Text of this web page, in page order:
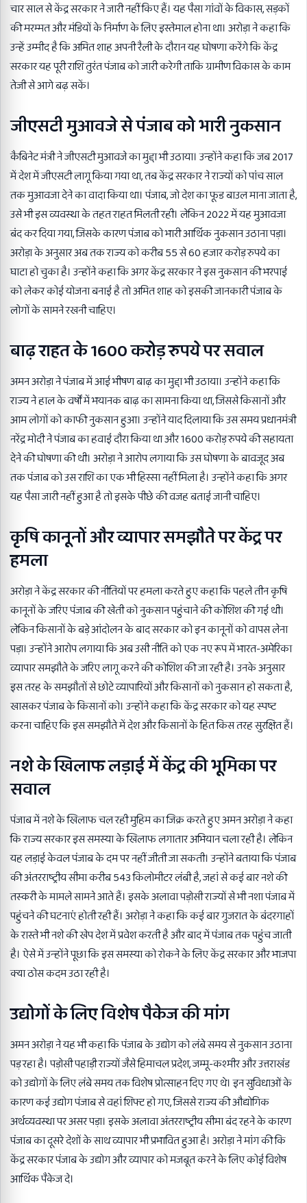
चार साल से केंद्र सरकार ने जारी नहीं किए हैं। यह पैसा गांवों के विकास, सड़कों
की मरम्मत और मंडियों के निर्माण के लिए इस्तेमाल होना था। अरोड़ा ने कहा कि
उन्हें उम्मीद है कि अमित शाह अपनी रैली के दौरान यह घोषणा करेंगे कि केंद्र
सरकार यह पूरी राशि तुरंत पंजाब को जारी करेगी ताकि ग्रामीण विकास के काम
तेजी से आगे बढ़ सकें।
जीएसटी मुआवजे से पंजाब को भारी नुकसान
कैबिनेट मंत्री ने जीएसटी मुआवजे का मुद्दा भी उठाया। उन्होंने कहा कि जब 2017
में देश में जीएसटी लागू किया गया था, तब केंद्र सरकार ने राज्यों को पांच साल
तक मुआवजा देने का वादा किया था। पंजाब, जो देश का फूड बाउल माना जाता है,
उसे भी इस व्यवस्था के तहत राहत मिलती रही। लेकिन 2022 में यह मुआवजा
बंद कर दिया गया, जिसके कारण पंजाब को भारी आर्थिक नुकसान उठाना पड़ा।
अरोड़ा के अनुसार अब तक राज्य को करीब 55 से 60 हजार करोड़ रुपये का
घाटा हो चुका है। उन्होंने कहा कि अगर केंद्र सरकार ने इस नुकसान की भरपाई
को लेकर कोई योजना बनाई है तो अमित शाह को इसकी जानकारी पंजाब के
लोगों के सामने रखनी चाहिए।
बाढ़ राहत के 1600 करोड़ रुपये पर सवाल
अमन अरोड़ा ने पंजाब में आई भीषण बाढ़ का मुद्दा भी उठाया। उन्होंने कहा कि
राज्य ने हाल के वर्षों में भयानक बाढ़ का सामना किया था, जिससे किसानों और
आम लोगों को काफी नुकसान हुआ। उन्होंने याद दिलाया कि उस समय प्रधानमंत्री
नरेंद्र मोदी ने पंजाब का हवाई दौरा किया था और 1600 करोड़ रुपये की सहायता
देने की घोषणा की थी। अरोड़ा ने आरोप लगाया कि उस घोषणा के बावजूद अब
तक पंजाब को उस राशि का एक भी हिस्सा नहीं मिला है। उन्होंने कहा कि अगर
यह पैसा जारी नहीं हुआ है तो इसके पीछे की वजह बताई जानी चाहिए।
कृषि कानूनों और व्यापार समझौते पर केंद्र पर
हमला
अरोड़ा ने केंद्र सरकार की नीतियों पर हमला करते हुए कहा कि पहले तीन कृषि
कानूनों के जरिए पंजाब की खेती को नुकसान पहुंचाने की कोशिश की गई थी।
लेकिन किसानों के बड़े आंदोलन के बाद सरकार को इन कानूनों को वापस लेना
पड़ा। उन्होंने आरोप लगाया कि अब उसी नीति को एक नए रूप में भारत-अमेरिका
व्यापार समझौते के जरिए लागू करने की कोशिश की जा रही है। उनके अनुसार
इस तरह के समझौतों से छोटे व्यापारियों और किसानों को नुकसान हो सकता है,
खासकर पंजाब के किसानों को। उन्होंने कहा कि केंद्र सरकार को यह स्पष्ट
करना चाहिए कि इस समझौते में देश और किसानों के हित किस तरह सुरक्षित हैं।
नशे के खिलाफ लड़ाई में केंद्र की भूमिका पर
सवाल
पंजाब में नशे के खिलाफ चल रही मुहिम का जिक्र करते हुए अमन अरोड़ा ने कहा
कि राज्य सरकार इस समस्या के खिलाफ लगातार अभियान चला रही है। लेकिन
यह लड़ाई केवल पंजाब के दम पर नहीं जीती जा सकती। उन्होंने बताया कि पंजाब
की अंतरराष्ट्रीय सीमा करीब 543 किलोमीटर लंबी है, जहां से कई बार नशे की
तस्करी के मामले सामने आते हैं। इसके अलावा पड़ोसी राज्यों से भी नशा पंजाब में
पहुंचने की घटनाएं होती रही हैं। अरोड़ा ने कहा कि कई बार गुजरात के बंदरगाहों
के रास्ते भी नशे की खेप देश में प्रवेश करती है और बाद में पंजाब तक पहुंच जाती
है। ऐसे में उन्होंने पूछा कि इस समस्या को रोकने के लिए केंद्र सरकार और भाजपा
क्या ठोस कदम उठा रही है।
उद्योगों के लिए विशेष पैकेज की मांग
अमन अरोड़ा ने यह भी कहा कि पंजाब के उद्योग को लंबे समय से नुकसान उठाना
पड़ रहा है। पड़ोसी पहाड़ी राज्यों जैसे हिमाचल प्रदेश, जम्मू-कश्मीर और उत्तराखंड
को उद्योगों के लिए लंबे समय तक विशेष प्रोत्साहन दिए गए थे। इन सुविधाओं के
कारण कई उद्योग पंजाब से वहां शिफ्ट हो गए, जिससे राज्य की औद्योगिक
अर्थव्यवस्था पर असर पड़ा। इसके अलावा अंतरराष्ट्रीय सीमा बंद रहने के कारण
पंजाब का दूसरे देशों के साथ व्यापार भी प्रभावित हुआ है। अरोड़ा ने मांग की कि
केंद्र सरकार पंजाब के उद्योग और व्यापार को मजबूत करने के लिए कोई विशेष
आर्थिक पैकेज दे।